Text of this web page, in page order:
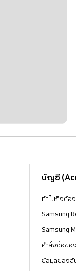
บัญชี
ทำไมถึงต้อ
Samsung
Samsung
คำสั่งซื้อขอ
ข้อมูลของฉั